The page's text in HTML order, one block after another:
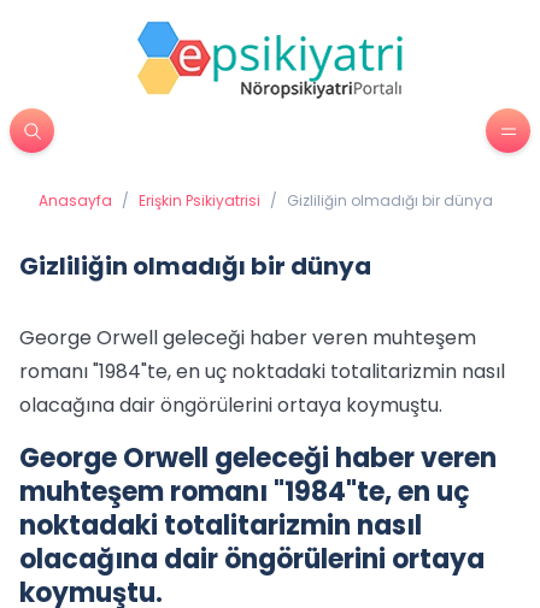
Anasayfa / Erişkin Psikiyatrisi / Gizliliğin olmadığı bir dünya
Gizliliğin olmadığı bir dünya
George Orwell geleceği haber veren muhteşem
romanı "1984"te, en uç noktadaki totalitarizmin nasıl
olacağına dair öngörülerini ortaya koymuştu.
George Orwell geleceği haber veren
muhteşem romanı "1984"te, en uç
noktadaki totalitarizmin nasıl
olacağına dair öngörülerini ortaya
koymuştu.